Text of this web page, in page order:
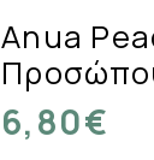
Anua
6,80€